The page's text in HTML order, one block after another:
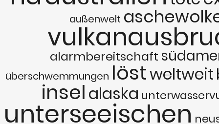
außenwelt
alarmbereitschaft
überschwemmungen löstweltweit
insel alaska
unterseeischen